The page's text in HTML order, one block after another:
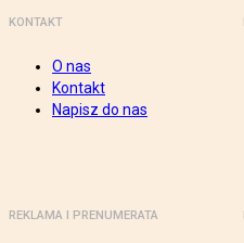
KONTAKT
O nas
Kontakt
Napisz do nas
REKLAMA I PRENUMERATA